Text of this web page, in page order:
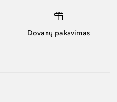
Dovanų pakavimas